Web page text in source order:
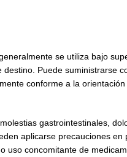
se utiliza bajo
Puede suministrarse
conforme a la
gastrointestinales,
aplicarse precauciones en
uso concomitante de